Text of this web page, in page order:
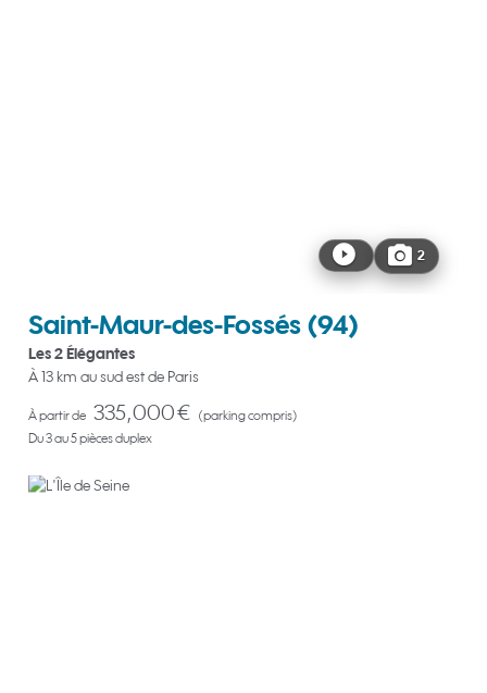
2
Saint-Maur-des-Fossés (94)
Les 2 Élégantes
À 13 km au sud est de Paris
À partir de 335,000 € (parking compris)
Du 3 au 5 pièces duplex